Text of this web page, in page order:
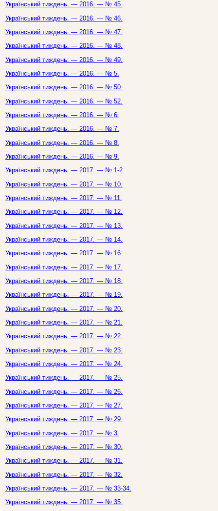
Український тиждень. — 2016. — № 45.
Український тиждень. — 2016. — № 46.
Український тиждень. — 2016. — № 47.
Український тиждень. — 2016. — № 48.
Український тиждень. — 2016. — № 49.
Український тиждень. — 2016. — № 5.
Український тиждень. — 2016. — № 50.
Український тиждень. — 2016. — № 52.
Український тиждень. — 2016. — № 6.
Український тиждень. — 2016. — № 7.
Український тиждень. — 2016. — № 8.
Український тиждень. — 2016. — № 9.
Український тиждень. — 2017. — № 1-2.
Український тиждень. — 2017. — № 10.
Український тиждень. — 2017. — № 11.
Український тиждень. — 2017. — № 12.
Український тиждень. — 2017. — № 13.
Український тиждень. — 2017. — № 14.
Український тиждень. — 2017. — № 16.
Український тиждень. — 2017. — № 17.
Український тиждень. — 2017. — № 18.
Український тиждень. — 2017. — № 19.
Український тиждень. — 2017. — № 20.
Український тиждень. — 2017. — № 21.
Український тиждень. — 2017. — № 22.
Український тиждень. — 2017. — № 23.
Український тиждень. — 2017. — № 24.
Український тиждень. — 2017. — № 25.
Український тиждень. — 2017. — № 26.
Український тиждень. — 2017. — № 27.
Український тиждень. — 2017. — № 29.
Український тиждень. — 2017. — № 3.
Український тиждень. — 2017. — № 30.
Український тиждень. — 2017. — № 31.
Український тиждень. — 2017. — № 32.
Український тиждень. — 2017. — № 33-34.
Український тиждень. — 2017. — № 35.